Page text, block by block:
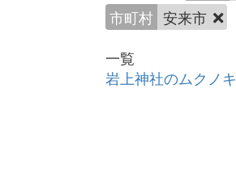
市町村 安来市
一覧
岩上神社のムクノキ